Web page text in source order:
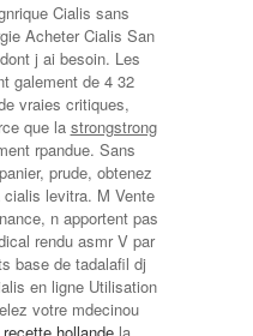
Cialis sans
Acheter Cialis San
j ai besoin. Les
galement de 4 32
vraies critiques,
que la strongstrong
rpandue. Sans
prude, obtenez
levitra. M Vente
n apportent pas
rendu asmr V par
base de tadalafil dj
en ligne Utilisation
votre mdecinou